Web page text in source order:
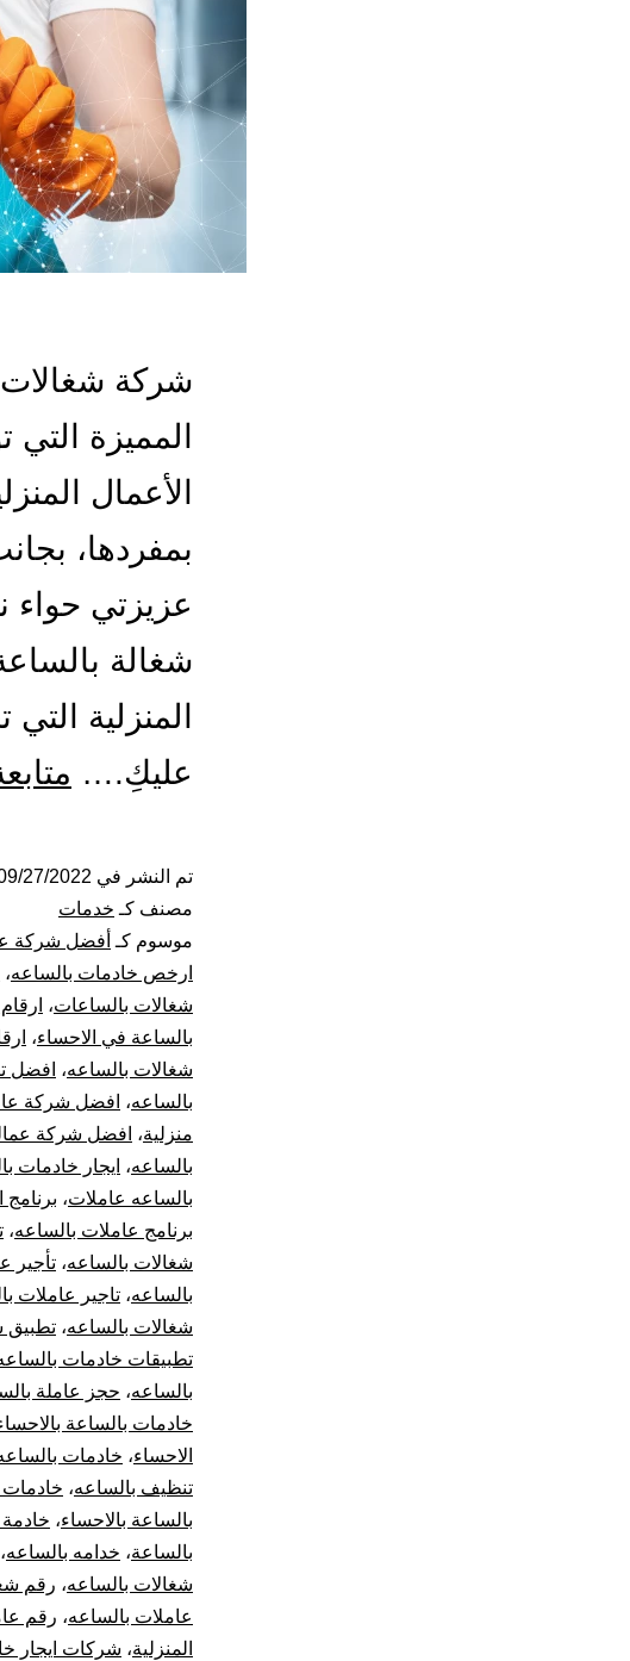
شركة شغالات
المميزة
الأعمال
بمفردها،
عزيزتي حواء
شغالة
المنزلية
عليكِ.…
تم النشر في 27/2022
مصنف كـ خدمات
موسوم كـ أفضل شركة
ارخص خادمات بالساعه،
شغالات بالساعات،
بالساعة في الاحساء،
شغالات بالساعه، افضل
بالساعه، افضل شركة
منزلية، افضل شركة
بالساعه، ايجار خادمات
بالساعه عاملات، برنامج
برنامج عاملات بالساعه،
شغالات بالساعه، تأجير
بالساعه، تاجير عاملات
شغالات بالساعه، تطبيق
تطبيقات خادمات
بالساعه، حجز عاملة
خادمات بالساعة
الاحساء، خادمات
تنظيف بالساعه، خادمات
بالساعة بالاحساء، خادمة
بالساعة، خدامه بالساعه،
شغالات بالساعه، رقم
عاملات بالساعه، رقم
المنزلية، شركات ايجار